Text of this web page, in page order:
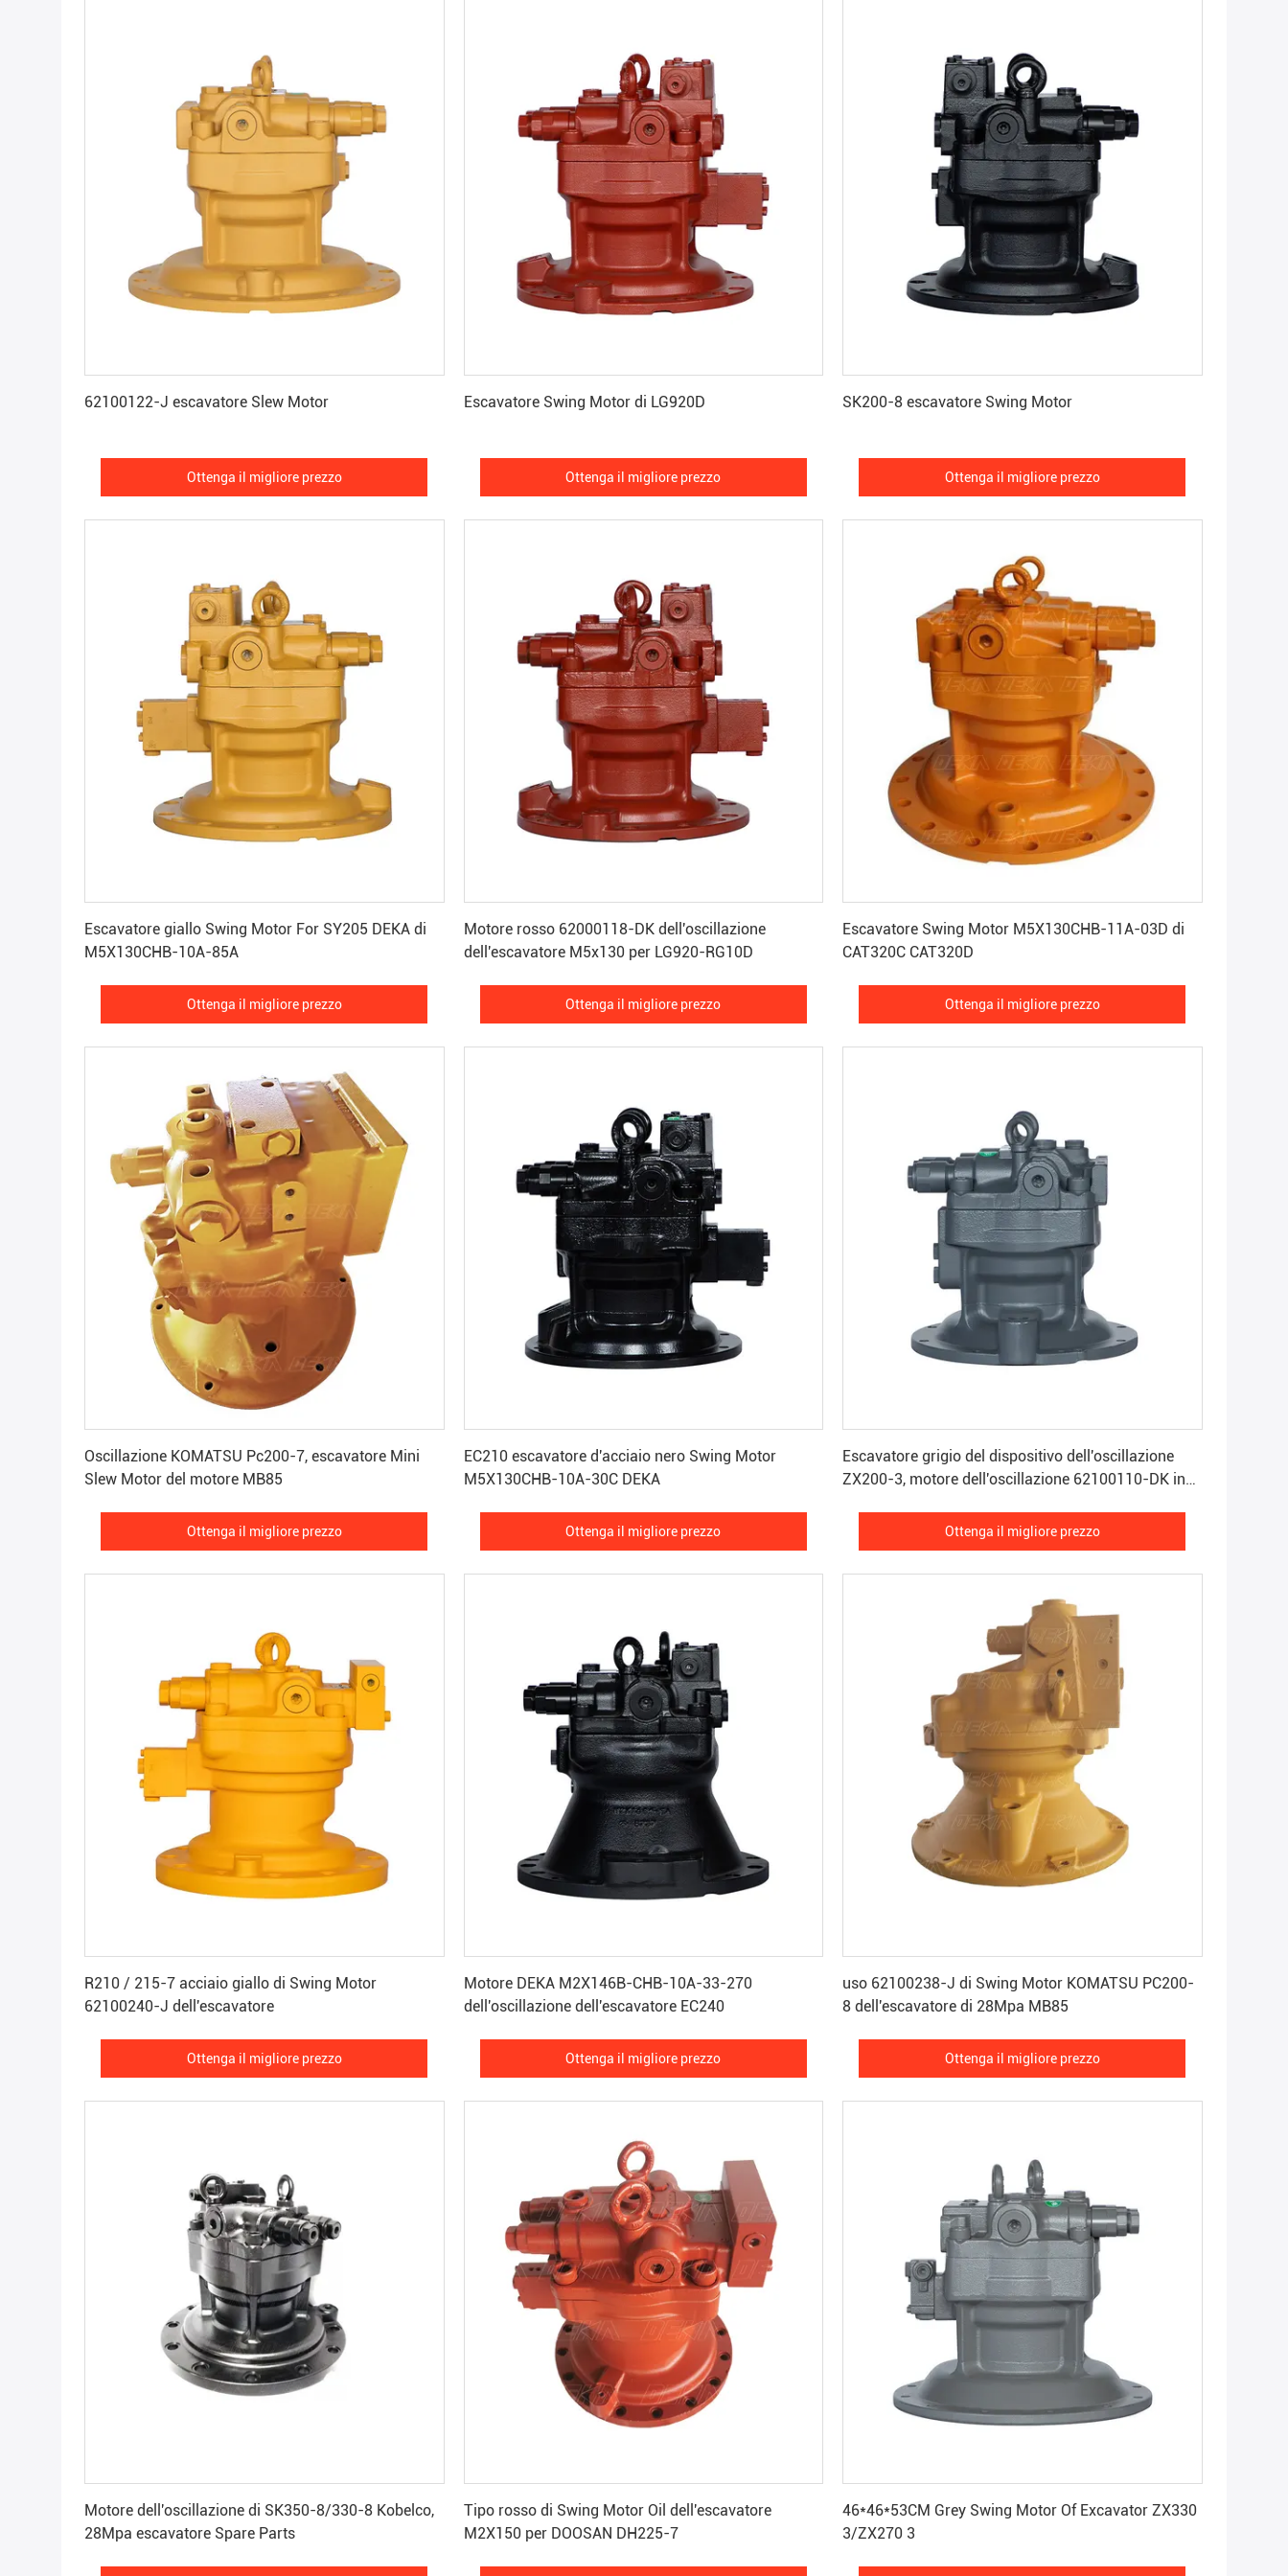
62100122-J escavatore Slew Motor
Ottenga il migliore prezzo
Escavatore Swing Motor di LG920D
Ottenga il migliore prezzo
SK200-8 escavatore Swing Motor
Ottenga il migliore prezzo
Escavatore giallo Swing Motor For SY205 DEKA di
M5X130CHB-10A-85A
Ottenga il migliore prezzo
Motore rosso 62000118-DK dell'oscillazione
dell'escavatore M5x130 per LG920-RG10D
Ottenga il migliore prezzo
Escavatore Swing Motor M5X130CHB-11A-03D di
CAT320C CAT320D
Ottenga il migliore prezzo
Oscillazione KOMATSU Pc200-7, escavatore Mini
Slew Motor del motore MB85
Ottenga il migliore prezzo
EC210 escavatore d'acciaio nero Swing Motor
M5X130CHB-10A-30C DEKA
Ottenga il migliore prezzo
Escavatore grigio del dispositivo dell'oscillazione
ZX200-3, motore dell'oscillazione 62100110-DK in
Ottenga il migliore prezzo
R210 / 215-7 acciaio giallo di Swing Motor
62100240-J dell'escavatore
Ottenga il migliore prezzo
Motore DEKA M2X146B-CHB-10A-33-270
dell'oscillazione dell'escavatore EC240
Ottenga il migliore prezzo
uso 62100238-J di Swing Motor KOMATSU PC200-
8 dell'escavatore di 28Mpa MB85
Ottenga il migliore prezzo
Motore dell'oscillazione di SK350-8/330-8 Kobelco,
28Mpa escavatore Spare Parts
Tipo rosso di Swing Motor Oil dell'escavatore
M2X150 per DOOSAN DH225-7
46*46*53CM Grey Swing Motor Of Excavator ZX330
3/ZX270 3